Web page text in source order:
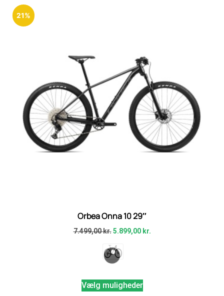
21%
Orbea Onna 10 29″
7.499,00kr. 5.899,00 kr.
Vælg muligheder